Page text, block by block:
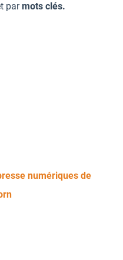
parmots clés.
numériques de